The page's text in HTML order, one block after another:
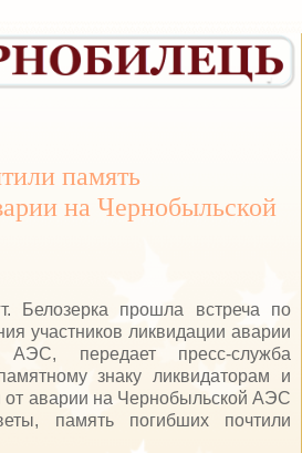
память
на Чернобыльской
Белозерка прошла встреча по
участников ликвидации аварии
передает пресс-служба
знаку ликвидаторам и
аварии на Чернобыльской АЭС
память погибших почтили